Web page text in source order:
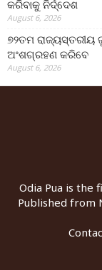
କରିବାକୁ ନିର୍ଦ୍ଦେଶ
August 6, 2026
୭୨ତମ
ଅଂଶଗ୍ରହଣ କରିବେ
August 6, 2026
Odia Pua is the
Published from